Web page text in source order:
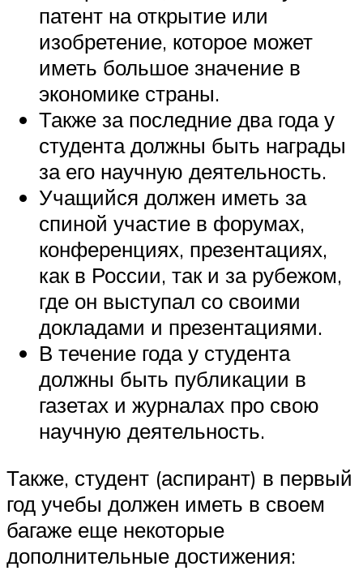
патент на открытие или
изобретение, которое может
иметь большое значение в
экономике страны.
Также за последние два года у
студента должны быть награды
за его научную деятельность.
Учащийся должен иметь за
спиной участие в форумах,
конференциях, презентациях,
как в России, так и за рубежом,
где он выступал со своими
докладами и презентациями.
В течение года у студента
должны быть публикации в
газетах и журналах про свою
научную деятельность.
Также, студент (аспирант) в первый
год учебы должен иметь в своем
багаже еще некоторые
дополнительные достижения: